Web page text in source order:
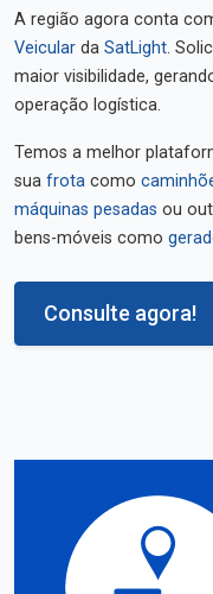
A região agora conta
Veicular da SatLight.
maior visibilidade,
operação logística.
Temos a melhor
sua frota como
máquinas pesadas ou
bens-móveis como
Consulte agora!